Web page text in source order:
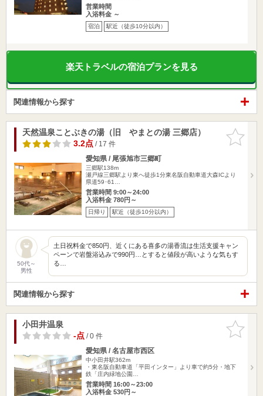
営業時間
入浴料金 ～
宿泊 駅近（徒歩10分以内）
楽天トラベルの宿泊プランを見る
関連情報から探す
お気に入
りに追加
天然温泉ことぶきの湯（旧 やまとの湯 三郷店）
3.2点/ 17 件
愛知県 / 尾張旭市三郷町
三郷駅138m
瀬戸線三郷駅より東へ徒歩1分東名阪自動車道大森ICより
県道59･61…
営業時間 9:00～24:00
入浴料金 780円～
日帰り 駅近（徒歩10分以内）
50代～
男性
土日祝料金で850円、近くにある喜多の湯香流は生活支援キャン
ペーンで岩盤浴込みで990円…とすると値段が高いような気もす
る…
関連情報から探す
お気に入
りに追加
小田井温泉
-点/ 0 件
愛知県 / 名古屋市西区
中小田井駅362m
・東名阪自動車道「平田インター」より車で約5分・地下
鉄「庄内緑地公園…
営業時間 16:00～23:00
入浴料金 530円～